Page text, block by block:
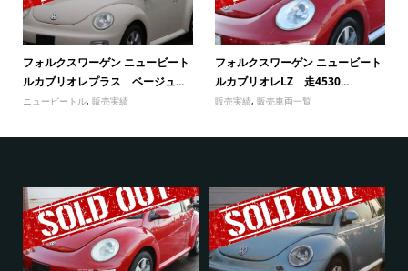
フォルクスワーゲン ニュービート
ルカブリオレプラス ベージュ...
ニュービートル, 販売実績
フォルクスワーゲン ニュービート
ルカブリオレLZ 走4530...
販売実績,販売車両一覧